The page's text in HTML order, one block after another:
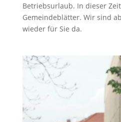
Betriebsurlaub. In dieser
Gemeindeblätter. Wir sind
wieder für Sie da.